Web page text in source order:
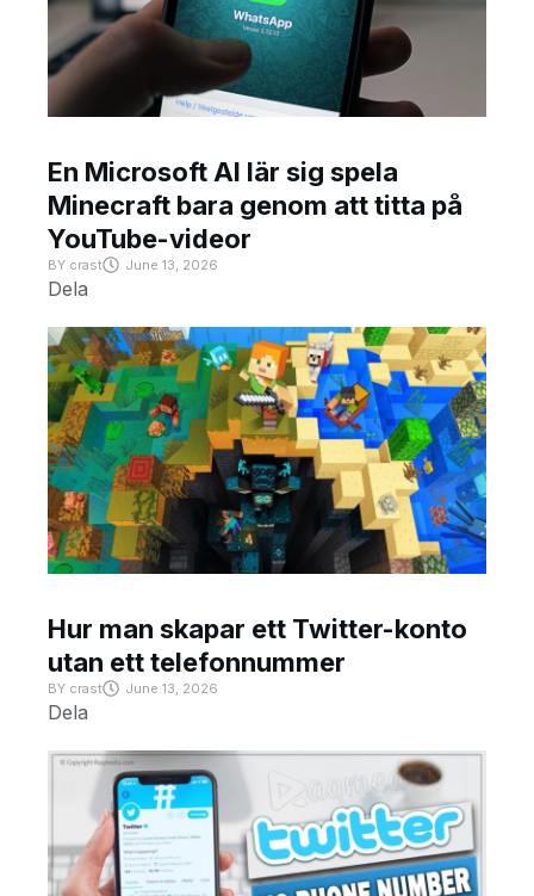
En Microsoft AI lär sig spela
Minecraft bara genom att titta på
YouTube-videor
BY crast June 13, 2026
Dela
Hur man skapar ett Twitter-konto
utan ett telefonnummer
BY crast June 13, 2026
Dela